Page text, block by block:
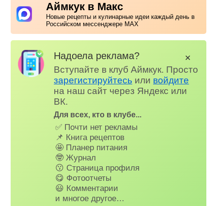
Аймкук в Макс
Новые рецепты и кулинарные идеи каждый день в
Российском мессенджере MAX
Надоела реклама?
Вступайте в клуб Аймкук. Просто
зарегистируйтесь или войдите
на наш сайт через Яндекс или
ВК.
Для всех, кто в клубе...
✅ Почти нет рекламы
📌 Книга рецептов
🤩 Планер питания
🤓 Журнал
😗 Страница профиля
😋 Фотоотчеты
😃 Комментарии
и многое другое…
✕